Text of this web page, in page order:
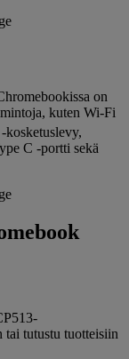
on
kuten Wi-Fi
kosketuslevy,
C -portti sekä
tutustu tuotteisiin